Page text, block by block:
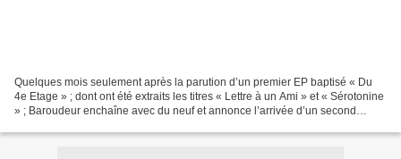
Quelques mois seulement après la parution d’un premier EP baptisé « Du
4e Etage » ; dont ont été extraits les titres « Lettre à un Ami » et « Sérotonine
» ; Baroudeur enchaîne avec du neuf et annonce l’arrivée d’un second